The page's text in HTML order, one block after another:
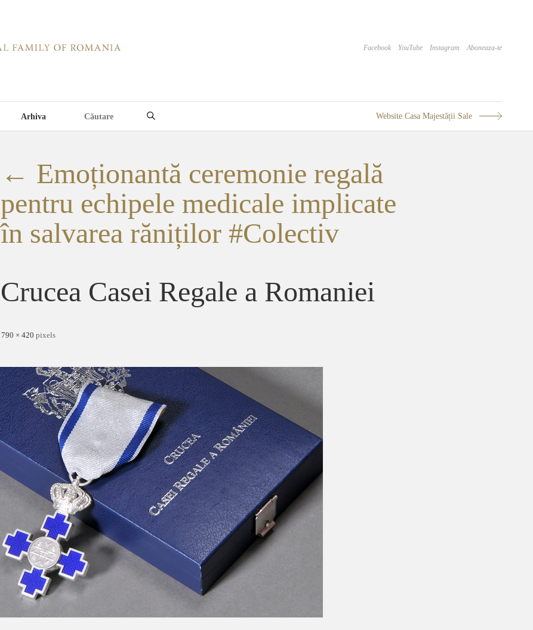
Facebook YouTube Instagram Aboneaza-te
Arhiva Website Casa Majestății Sale
← Emoționantă ceremonie regală
pentru echipele medicale implicate
în salvarea răniților #Colectiv
Crucea Casei Regale a Romaniei
790 × 420 pixels